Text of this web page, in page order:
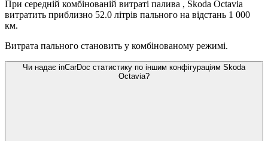
При середній комбінованій витраті палива , Skoda Octavia
витратить приблизно 52.0 літрів пального на відстань 1 000
км.
Витрата пального становить у комбінованому режимі.
Чи надає inCarDoc статистику по іншим конфігураціям Skoda
Octavia?